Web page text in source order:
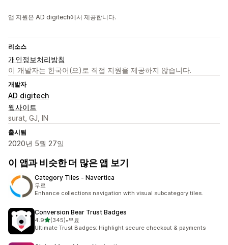
앱 지원은 AD digitech에서 제공합니다.
리소스
개인정보처리방침
이 개발자는 한국어(으)로 직접 지원을 제공하지 않습니다.
개발자
AD digitech
웹사이트
surat, GJ, IN
출시됨
2020년 5월 27일
이 앱과 비슷한 더 많은 앱 보기
Category Tiles ‑ Navertica
무료
Enhance collections navigation with visual subcategory tiles.
Conversion Bear Trust Badges
4.9별 5개 중
(345)
총 리뷰 345개
•무료
Ultimate Trust Badges: Highlight secure checkout & payments